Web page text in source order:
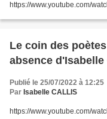
https://www.youtube.com/
Le coin des
absence d'Isabelle
Publié le 25/07/2022 à 12:25
Par Isabelle CALLIS
https://www.youtube.com/